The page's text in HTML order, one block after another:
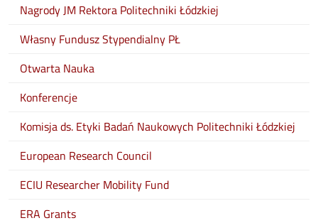
Nagrody JM Rektora Politechniki Łódzkiej
Własny Fundusz Stypendialny PŁ
Otwarta Nauka
Konferencje
Komisja ds. Etyki Badań Naukowych Politechniki Łódzkiej
European Research Council
ECIU Researcher Mobility Fund
ERA Grants